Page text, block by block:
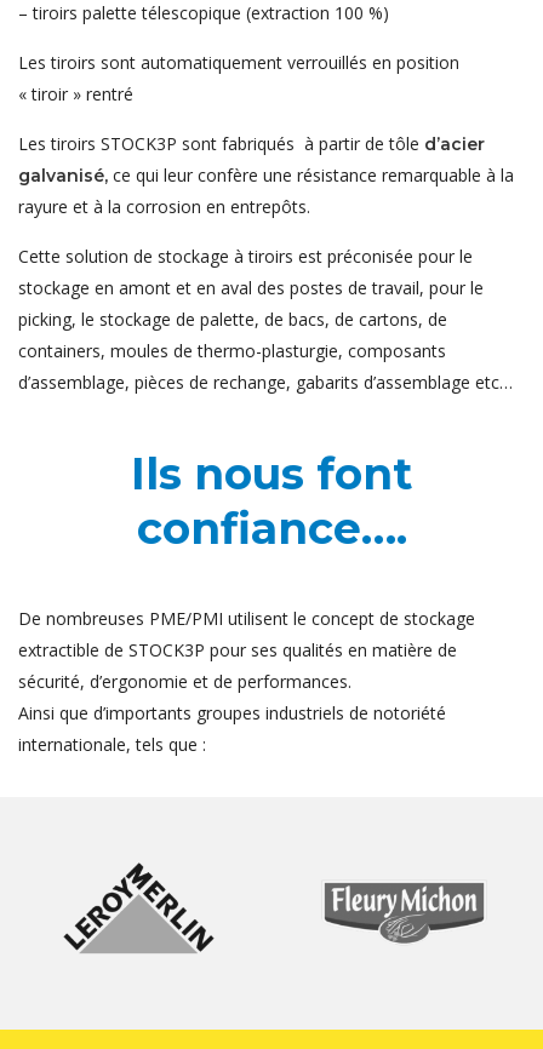
– tiroirs palette télescopique (extraction 100 %)
Les tiroirs sont automatiquement verrouillés en position
« tiroir » rentré
Les tiroirs STOCK3P sont fabriqués à partir de tôle d’acier
galvanisé, ce qui leur confère une résistance remarquable à la
rayure et à la corrosion en entrepôts.
Cette solution de stockage à tiroirs est préconisée pour le
stockage en amont et en aval des postes de travail, pour le
picking, le stockage de palette, de bacs, de cartons, de
containers, moules de thermo-plasturgie, composants
d’assemblage, pièces de rechange, gabarits d’assemblage etc…
Ils nous font
confiance….
De nombreuses PME/PMI utilisent le concept de stockage
extractible de STOCK3P pour ses qualités en matière de
sécurité, d’ergonomie et de performances.
Ainsi que d’importants groupes industriels de notoriété
internationale, tels que :